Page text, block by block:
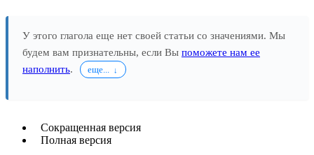
У этого глагола еще нет своей статьи со значениями. Мы
будем вам признательны, если Вы поможете нам ее
наполнить. еще...
Сокращенная версия
Полная версия